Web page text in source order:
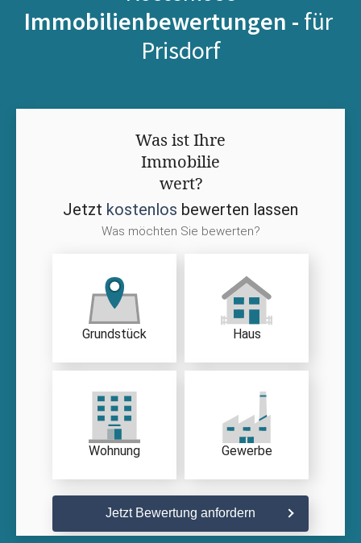
Immobilienbewertungen - für
Prisdorf
Was ist Ihre
Immobilie
wert?
Jetzt kostenlos bewerten lassen
Was möchten Sie bewerten?
Grundstück Haus
Wohnung Gewerbe
Jetzt Bewertung anfordern